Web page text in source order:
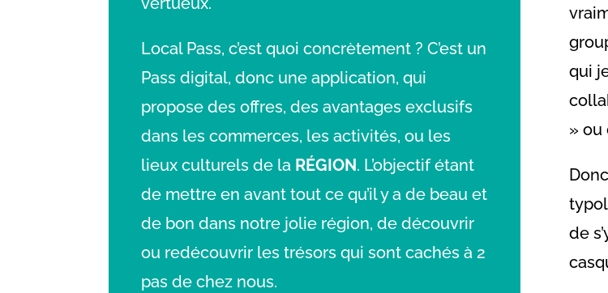
Local Pass, c’est quoi concrètement ? C’est un
Pass digital, donc une application, qui
propose des offres, des avantages exclusifs
dans les commerces, les activités, ou les
lieux culturels de la RÉGION. L’objectif étant
de mettre en avant tout ce qu’il y a de beau et
de bon dans notre jolie région, de découvrir
ou redécouvrir les trésors qui sont cachés à 2
pas de chez nous.
qui
» ou
de